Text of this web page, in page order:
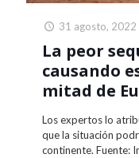
31 agosto, 2022
La peor
causando
mitad de
Los expertos lo
que la situación
continente. Fuente: